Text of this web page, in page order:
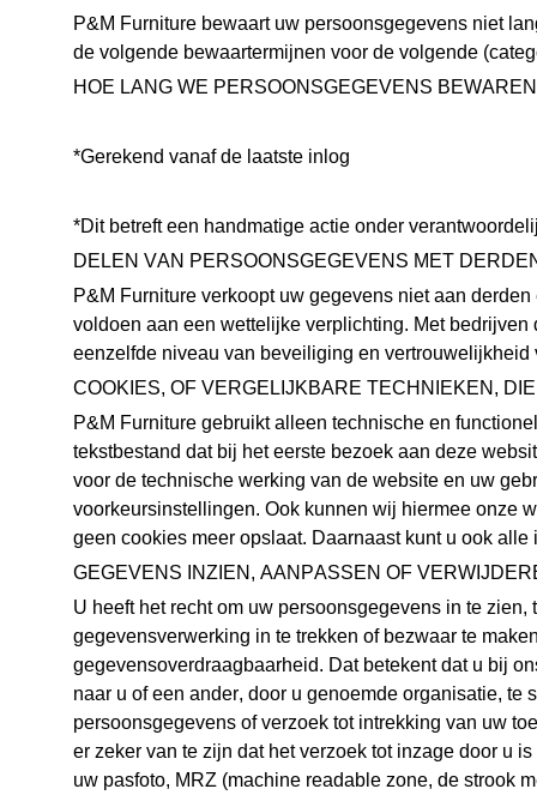
P&M Furniture bewaart uw persoonsgegevens niet
de volgende bewaartermijnen voor de volgende
HOE LANG WE PERSOONSGEGEVENS BEWAREN
*Gerekend vanaf de laatste inlog
*Dit betreft een handmatige actie onder
DELEN VAN PERSOONSGEGEVENS MET
P&M Furniture verkoopt uw gegevens niet aan
voldoen aan een wettelijke verplichting. Met
eenzelfde niveau van beveiliging en
COOKIES, OF VERGELIJKBARE TECHNIEKEN,
P&M Furniture gebruikt alleen technische en
tekstbestand dat bij het eerste bezoek aan deze
voor de technische werking van de website en uw
voorkeursinstellingen. Ook kunnen wij hiermee onze
geen cookies meer opslaat. Daarnaast kunt u ook
GEGEVENS INZIEN, AANPASSEN OF
U heeft het recht om uw persoonsgegevens in te
gegevensverwerking in te trekken of bezwaar te
gegevensoverdraagbaarheid. Dat betekent dat u bij
naar u of een ander, door u genoemde organisatie,
persoonsgegevens of verzoek tot intrekking van uw
er zeker van te zijn dat het verzoek tot inzage door u
uw pasfoto, MRZ (machine readable zone, de strook